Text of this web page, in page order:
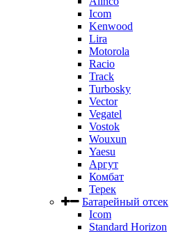
Icom
Kenwood
Lira
Motorola
Racio
Track
Turbosky
Vector
Vegatel
Vostok
Wouxun
Yaesu
Аргут
Комбат
Терек
Батарейный отсек
Icom
Standard Horizon